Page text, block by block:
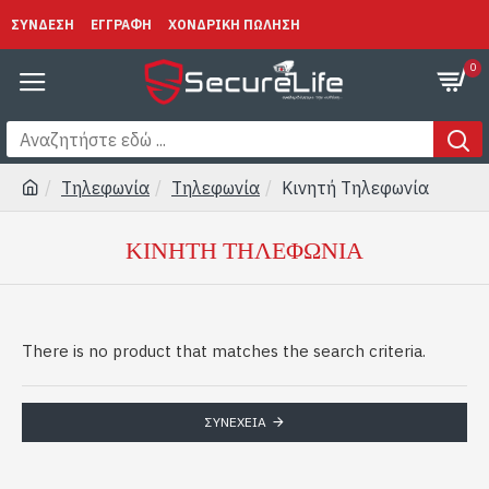
ΣΥΝΔΕΣΗ ΕΓΓΡΑΦΗ ΧΟΝΔΡΙΚΗ ΠΩΛΗΣΗ
0
Τηλεφωνία Τηλεφωνία Κινητή Τηλεφωνία
ΚΙΝΗΤΉ ΤΗΛΕΦΩΝΊΑ
There is no product that matches the search criteria.
ΣΥΝΈΧΕΙΑ